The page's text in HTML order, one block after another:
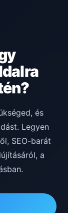
és
Legyen
SEO-barát
a